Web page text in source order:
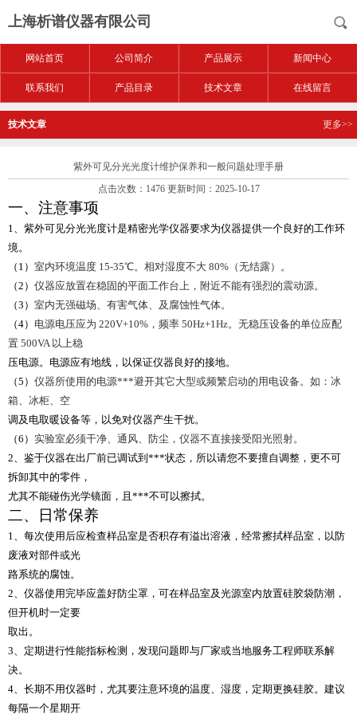
上海析谱仪器有限公司
网站首页 公司简介 产品展示 新闻中心
联系我们 产品目录 技术文章 在线留言
技术文章 更多>>
紫外可见分光光度计维护保养和一般问题处理手册
点击次数：1476 更新时间：2025-10-17
一、注意事项
1、紫外可见分光光度计是精密光学仪器要求为仪器提供一个良好的工作环
境。
（1） 室内环境温度 15-35℃。相对湿度不大 80%（无结露）。
（2） 仪器应放置在稳固的平面工作台上，附近不能有强烈的震动源。
（3） 室内无强磁场、有害气体、及腐蚀性气体。
（4） 电源电压应为 220V+10%，频率 50Hz+1Hz。无稳压设备的单位应配
置 500VA 以上稳
压电源。电源应有地线，以保证仪器良好的接地。
（5） 仪器所使用的电源***避开其它大型或频繁启动的用电设备。如：冰
箱、冰柜、空
调及电取暖设备等，以免对仪器产生干扰。
（6） 实验室必须干净、通风、防尘，仪器不直接接受阳光照射。
2、鉴于仪器在出厂前已调试到***状态，所以请您不要擅自调整，更不可
拆卸其中的零件，
尤其不能碰伤光学镜面，且***不可以擦拭。
二、日常保养
1、每次使用后应检查样品室是否积存有溢出溶液，经常擦拭样品室，以防
废液对部件或光
路系统的腐蚀。
2、仪器使用完毕应盖好防尘罩，可在样品室及光源室内放置硅胶袋防潮，
但开机时一定要
取出。
3、定期进行性能指标检测，发现问题即与厂家或当地服务工程师联系解
决。
4、长期不用仪器时，尤其要注意环境的温度、湿度，定期更换硅胶。建议
每隔一个星期开